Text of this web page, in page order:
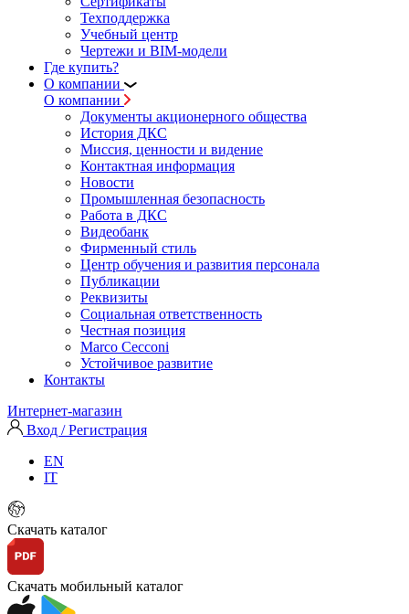
Техподдержка
Учебный центр
Чертежи и BIM-модели
Где купить?
О компании
О компании
Документы акционерного общества
История ДКС
Миссия, ценности и видение
Контактная информация
Новости
Промышленная безопасность
Работа в ДКС
Видеобанк
Фирменный стиль
Центр обучения и развития персонала
Публикации
Реквизиты
Социальная ответственность
Честная позиция
Marco Cecconi
Устойчивое развитие
Контакты
Интернет-магазин
Вход / Регистрация
EN
IT
Скачать каталог
Скачать мобильный каталог